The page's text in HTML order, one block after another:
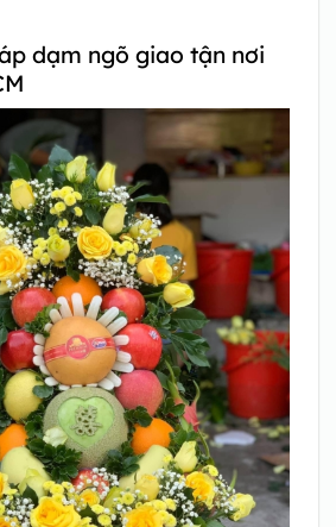
dạm ngõ giao tận nơi